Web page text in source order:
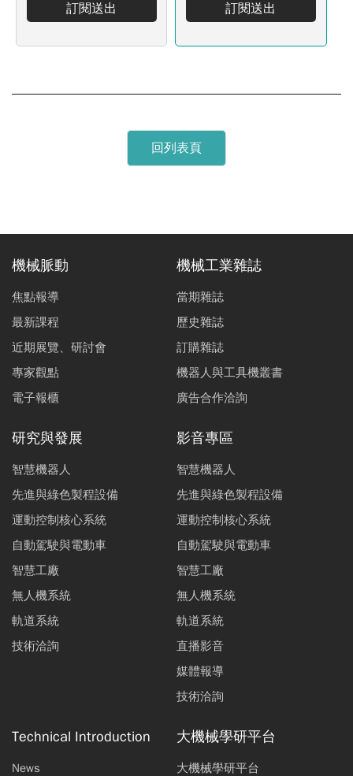
訂閱送出 訂閱送出
回列表頁
機械脈動
焦點報導
最新課程
近期展覽、研討會
專家觀點
電子報櫃
機械工業雜誌
當期雜誌
歷史雜誌
訂購雜誌
機器人與工具機叢書
廣告合作洽詢
研究與發展
智慧機器人
先進與綠色製程設備
運動控制核心系統
自動駕駛與電動車
智慧工廠
無人機系統
軌道系統
技術洽詢
影音專區
智慧機器人
先進與綠色製程設備
運動控制核心系統
自動駕駛與電動車
智慧工廠
無人機系統
軌道系統
直播影音
媒體報導
技術洽詢
Technical Introduction
News
大機械學研平台
大機械學研平台